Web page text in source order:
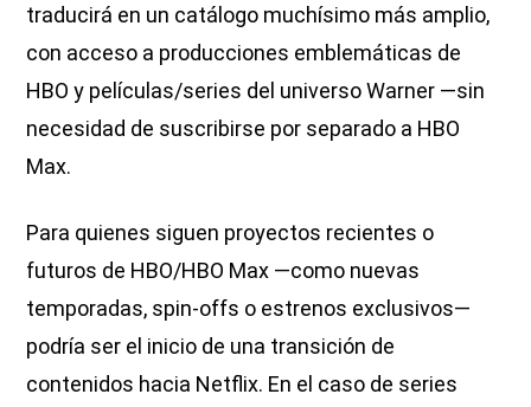
traducirá en un catálogo muchísimo más amplio,
con acceso a producciones emblemáticas de
HBO y películas/series del universo Warner —sin
necesidad de suscribirse por separado a HBO
Max.
Para quienes siguen proyectos recientes o
futuros de HBO/HBO Max —como nuevas
temporadas, spin-offs o estrenos exclusivos—
podría ser el inicio de una transición de
contenidos hacia Netflix. En el caso de series